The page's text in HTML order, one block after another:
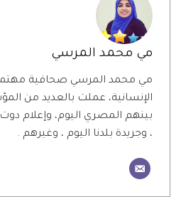
مي محمد المرسي
مي محمد المرسي صحافية
الإنسانية، عملت بالعديد من
بينهم المصري اليوم، وإعلام
، وجريدة بلدنا اليوم ، وغيرهم .